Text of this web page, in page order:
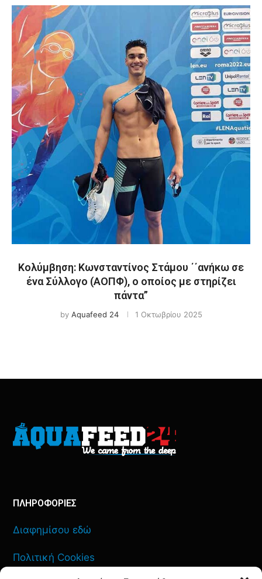
Κολύμβηση: Κωνσταντίνος Στάμου ΄΄ανήκω σε
ένα Σύλλογο (ΑΟΠΦ), ο οποίος με στηρίζει
πάντα”
by Aquafeed 24 1 Οκτωβρίου 2025
ΠΛΗΡΟΦΟΡΙΕΣ
Διαφημίσου εδώ
Πολιτική Cookies